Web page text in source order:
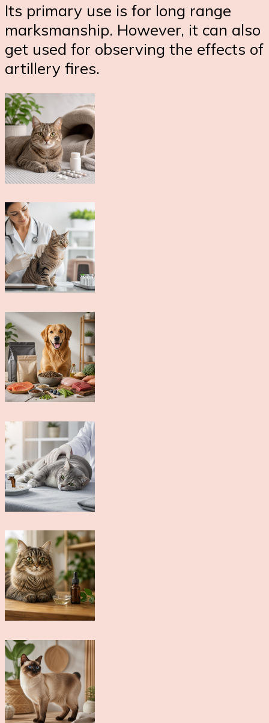
Its primary use is for long range
marksmanship. However, it can also
get used for observing the effects of
artillery fires.